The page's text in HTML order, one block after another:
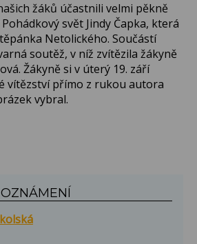
žáků účastnili velmi pěkně
svět Jindy Čapka, která
Netolického. Součástí
soutěž, v níž zvítězila žákyně
Žákyně si v úterý 19. září
vítězství přímo z rukou autora
vybral.